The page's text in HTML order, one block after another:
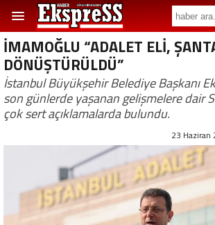
İMAMOĞLU “ADALET ELİ,
DÖNÜŞTÜRÜLDÜ”
İstanbul Büyükşehir Belediye Başkanı
son günlerde yaşanan gelişmelere dair
çok sert açıklamalarda bulundu.
23